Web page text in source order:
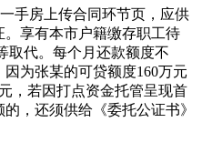
房上传合同环节页，应供
享有本市户籍缴存职工待
取代。每个月还款额度不
为张某的可贷额度160万元
，若因打点资金托管呈现首
，还须供给《委托公证书》